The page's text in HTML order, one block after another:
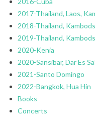
2017-Thailand, Laos,
2018-Thailand,
2019-Thailand,
2020-Kenia
2020-Sansibar, Dar Es
2021-Santo Domingo
2022-Bangkok, Hua Hin
Books
Concerts